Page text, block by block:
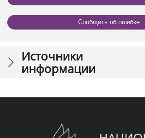
Сообщить об ошибке
Источники
информации